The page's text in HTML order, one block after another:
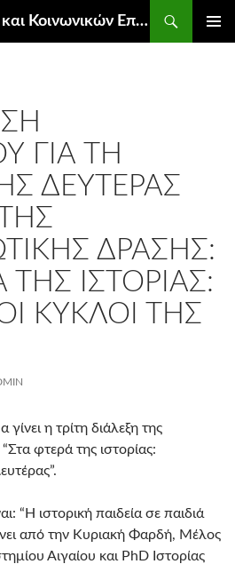
Εργαστήριο Ιστορίας και Κοινωνικών Επιστημών
ΓΙΑ ΤΗ
ΔΕΥΤΈΡΑΣ
ΔΡΆΣΗΣ:
ΤΗΣ ΙΣΤΟΡΊΑΣ:
ΚΎΚΛΟΙ ΤΗΣ
η τρίτη διάλεξη της
φτερά της ιστορίας:
“Η ιστορική παιδεία σε παιδιά
από την Κυριακή Φαρδή, Μέλος
Αιγαίου και PhD Ιστορίας